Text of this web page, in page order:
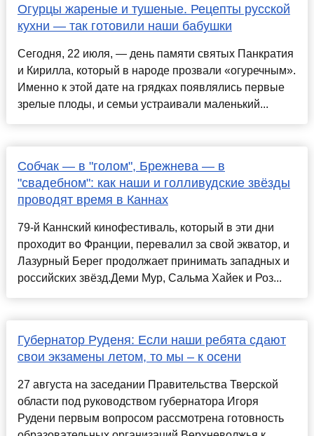
Огурцы жареные и тушеные. Рецепты русской
кухни — так готовили наши бабушки
Сегодня, 22 июля, — день памяти святых Панкратия
и Кирилла, который в народе прозвали «огуречным».
Именно к этой дате на грядках появлялись первые
зрелые плоды, и семьи устраивали маленький...
Собчак — в "голом", Брежнева — в
"свадебном": как наши и голливудские звёзды
проводят время в Каннах
79-й Каннский кинофестиваль, который в эти дни
проходит во Франции, перевалил за свой экватор, и
Лазурный Берег продолжает принимать западных и
российских звёзд.Деми Мур, Сальма Хайек и Роз...
Губернатор Руденя: Если наши ребята сдают
свои экзамены летом, то мы – к осени
27 августа на заседании Правительства Тверской
области под руководством губернатора Игоря
Рудени первым вопросом рассмотрена готовность